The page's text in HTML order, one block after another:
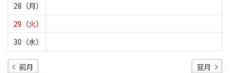
28（月）
29（火）
30（水）
前月 翌月